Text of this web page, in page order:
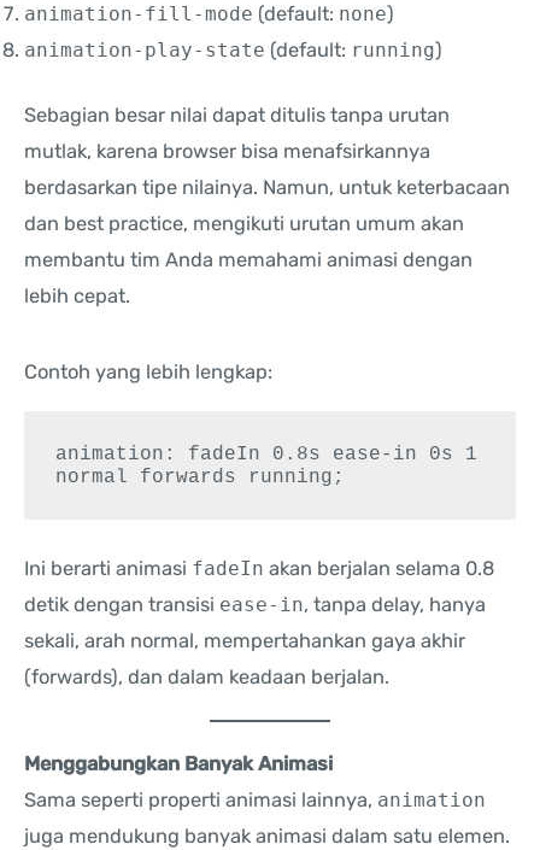
animation-fill-mode (default: none)
animation-play-state (default: running)
Sebagian besar nilai dapat ditulis tanpa urutan
mutlak, karena browser bisa menafsirkannya
berdasarkan tipe nilainya. Namun, untuk keterbacaan
dan best practice, mengikuti urutan umum akan
membantu tim Anda memahami animasi dengan
lebih cepat.
Contoh yang lebih lengkap:
animation: fadeIn 0.8s ease-in 0s 1
normal forwards running;
Ini berarti animasi fadeIn akan berjalan selama 0.8
detik dengan transisi ease-in, tanpa delay, hanya
sekali, arah normal, mempertahankan gaya akhir
(forwards), dan dalam keadaan berjalan.
Menggabungkan Banyak Animasi
Sama seperti properti animasi lainnya, animation
juga mendukung banyak animasi dalam satu elemen.